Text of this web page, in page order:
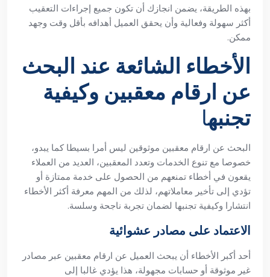
بهذه الطريقة، يضمن انجازك أن تكون جميع إجراءات التعقيب
أكثر سهولة وفعالية وأن يحقق العميل أهدافه بأقل وقت وجهد
ممكن.
الأخطاء الشائعة عند البحث
عن ارقام معقبين وكيفية
تجنبها
البحث عن ارقام معقبين موثوقين ليس أمرا بسيطا كما يبدو،
خصوصا مع تنوع الخدمات وتعدد المعقبين، العديد من العملاء
يقعون في أخطاء تمنعهم من الحصول على خدمة ممتازة أو
تؤدي إلى تأخير معاملاتهم، لذلك من المهم معرفة أكثر الأخطاء
انتشارا وكيفية تجنبها لضمان تجربة ناجحة وسلسة.
الاعتماد على مصادر عشوائية
أحد أكبر الأخطاء أن يبحث العميل عن ارقام معقبين عبر مصادر
غير موثوقة أو حسابات مجهولة، هذا يؤدي غالبا إلى